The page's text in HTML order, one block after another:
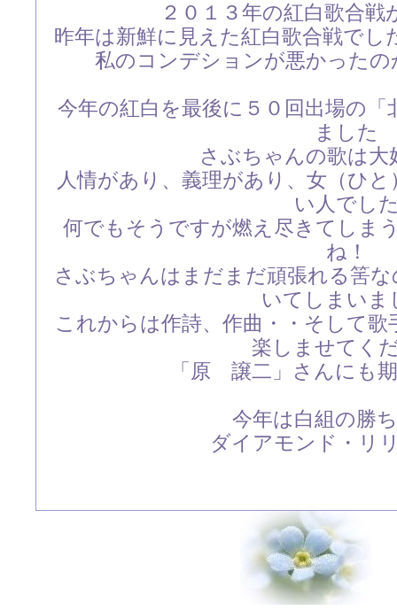
２０１３年の紅白歌合
昨年は新鮮に見えた紅白歌合戦で
私のコンデションが悪かった
今年の紅白を最後に５０回出場の
ました
さぶちゃんの歌は大
人情があり、義理があり、女（ひ
い人でし
何でもそうですが燃え尽きてしま
ね！
さぶちゃんはまだまだ頑張れる筈
いてしまいま
これからは作詩、作曲・・そして
楽しませてく
「原 譲二」さんにも
今年は白組の勝
ダイアモンド・リ